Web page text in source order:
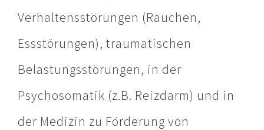
Verhaltensstörungen (Rauchen,
Essstörungen), traumatischen
Belastungsstörungen, in der
Psychosomatik (z.B. Reizdarm) und in
der Medizin zu Förderung von